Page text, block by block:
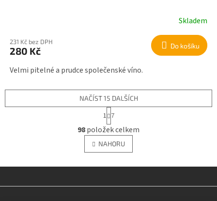
Skladem
231 Kč bez DPH
280 Kč Do košíku
Velmi pitelné a prudce společenské víno.
O
v
l
á
í
NAČÍST 15 DALŠÍCH
t
r
á
n
k
v
n
1 7
98položek celkem
NAHORU